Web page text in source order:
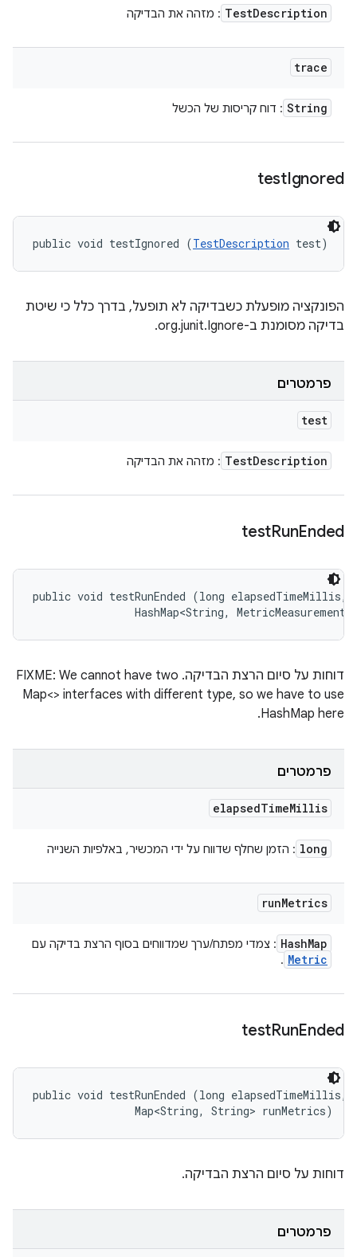
TestDescription : מזהה את הבדיקה
trace
String : דוח קריסות של הכשל
testIgnored
public void testIgnored (TestDescription test)
הפונקציה מופעלת כשבדיקה לא תופעל, בדרך כלל כי שיטת
בדיקה מסומנת ב-org.junit.Ignore.
פרמטרים
test
TestDescription : מזהה את הבדיקה
testRunEnded
public void testRunEnded (long elapsedTimeMillis,
HashMap<String,
דוחות על סיום הרצת הבדיקה. FIXME: We cannot have two
Map<> interfaces with different type, so we have to use
HashMap here.
פרמטרים
elapsedTimeMillis
long : הזמן שחלף שדווח על ידי המכשיר, באלפיות השנייה
runMetrics
HashMap : צמדי מפתח/ערך שמדווחים בסוף הרצת בדיקה עם
Metric
.
testRunEnded
public void testRunEnded (long elapsedTimeMillis,
                Map<String, String> runMetrics)
דוחות על סיום הרצת הבדיקה.
פרמטרים